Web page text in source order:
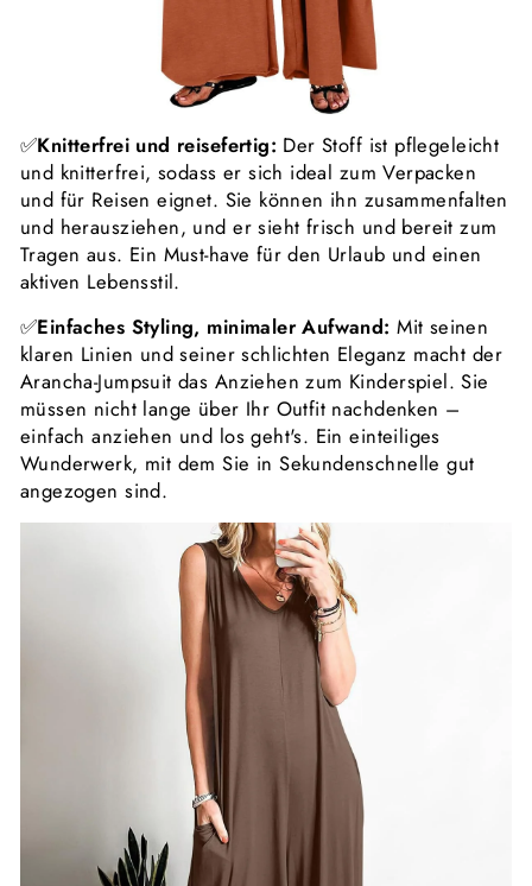
✅Knitterfrei und reisefertig: Der Stoff ist pflegeleicht
und knitterfrei, sodass er sich ideal zum Verpacken
und für Reisen eignet. Sie können ihn zusammenfalten
und herausziehen, und er sieht frisch und bereit zum
Tragen aus. Ein Must-have für den Urlaub und einen
aktiven Lebensstil.
✅Einfaches Styling, minimaler Aufwand: Mit seinen
klaren Linien und seiner schlichten Eleganz macht der
Arancha-Jumpsuit das Anziehen zum Kinderspiel. Sie
müssen nicht lange über Ihr Outfit nachdenken –
einfach anziehen und los geht's. Ein einteiliges
Wunderwerk, mit dem Sie in Sekundenschnelle gut
angezogen sind.